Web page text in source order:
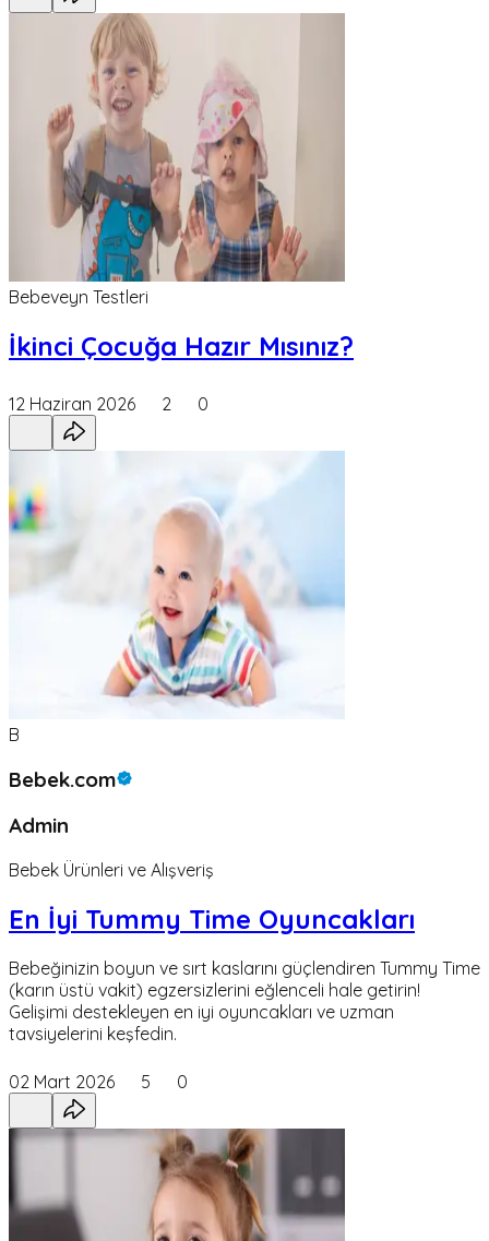
Bebeveyn Testleri
İkinci Çocuğa Hazır Mısınız?
12 Haziran 2026 2 0
B
Bebek.com
Admin
Bebek Ürünleri ve Alışveriş
En İyi Tummy Time Oyuncakları
Bebeğinizin boyun ve sırt kaslarını güçlendiren Tummy Time
(karın üstü vakit) egzersizlerini eğlenceli hale getirin!
Gelişimi destekleyen en iyi oyuncakları ve uzman
tavsiyelerini keşfedin.
02 Mart 2026 5 0